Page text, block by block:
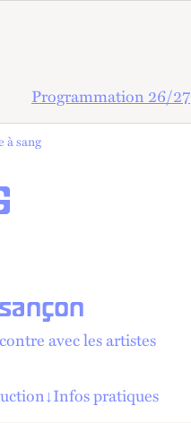
Programmation 26/27
à sang
avec les artistes
↓Infos pratiques